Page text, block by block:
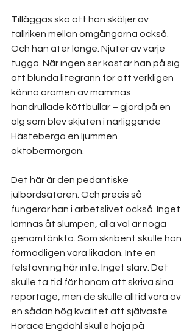
Tilläggas ska att han sköljer av
tallriken mellan omgångarna också.
Och han äter länge. Njuter av varje
tugga. När ingen ser kostar han på sig
att blunda litegrann för att verkligen
känna aromen av mammas
handrullade köttbullar – gjord på en
älg som blev skjuten i närliggande
Hästeberga en ljummen
oktobermorgon.
Det här är den pedantiske
julbordsätaren. Och precis så
fungerar han i arbetslivet också. Inget
lämnas åt slumpen, alla val är noga
genomtänkta. Som skribent skulle han
förmodligen vara likadan. Inte en
felstavning här inte. Inget slarv. Det
skulle ta tid för honom att skriva sina
reportage, men de skulle alltid vara av
en sådan hög kvalitet att självaste
Horace Engdahl skulle höja på